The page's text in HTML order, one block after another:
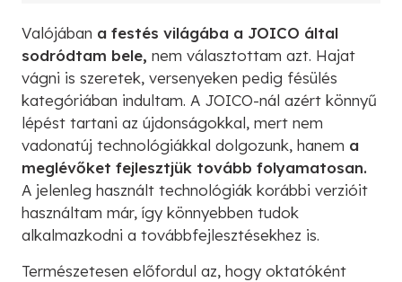
Valójában a festés világába a JOICO által
sodródtam bele, nem választottam azt. Hajat
vágni is szeretek, versenyeken pedig fésülés
kategóriában indultam. A JOICO-nál azért könnyű
lépést tartani az újdonságokkal, mert nem
vadonatúj technológiákkal dolgozunk, hanem a
meglévőket fejlesztjük tovább folyamatosan.
A jelenleg használt technológiák korábbi verzióit
használtam már, így könnyebben tudok
alkalmazkodni a továbbfejlesztésekhez is.
Természetesen előfordul az, hogy oktatóként